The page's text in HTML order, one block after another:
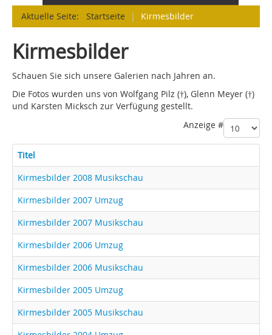
Aktuelle Seite: Startseite | Kirmesbilder
Kirmesbilder
Schauen Sie sich unsere Galerien nach Jahren an.
Die Fotos wurden uns von Wolfgang Pilz (†), Glenn Meyer (†)
und Karsten Micksch zur Verfügung gestellt.
Anzeige #
Titel
Kirmesbilder 2008 Musikschau
Kirmesbilder 2007 Umzug
Kirmesbilder 2007 Musikschau
Kirmesbilder 2006 Umzug
Kirmesbilder 2006 Musikschau
Kirmesbilder 2005 Umzug
Kirmesbilder 2005 Musikschau